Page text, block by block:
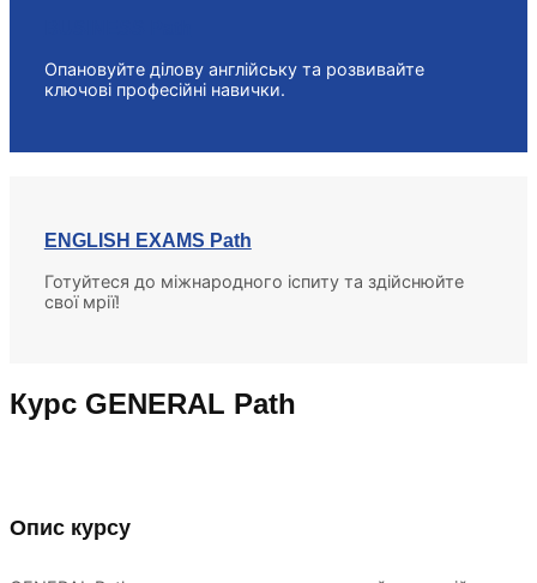
Опановуйте ділову англійську та розвивайте
ключові професійні навички.
ENGLISH EXAMS Path
Готуйтеся до міжнародного іспиту та здійснюйте
свої мрії!
Курс GENERAL Path
Опис курсу